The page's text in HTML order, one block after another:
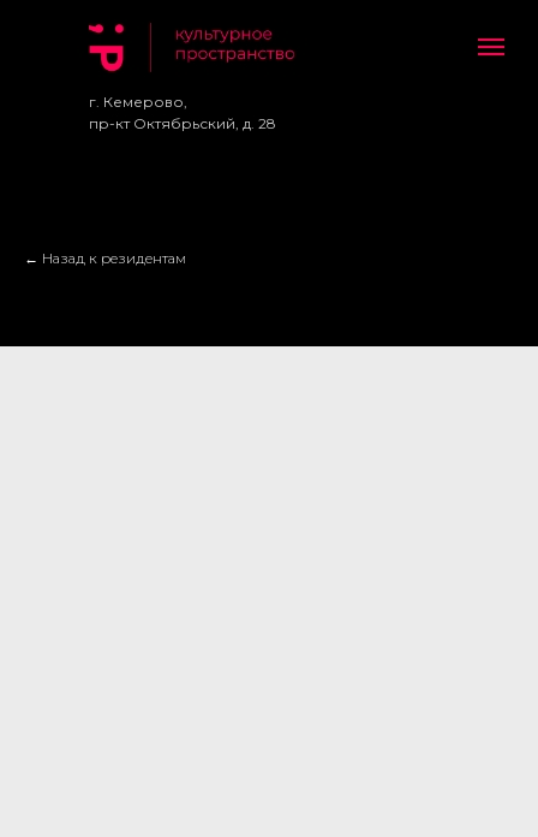
г. Кемерово,
пр-кт Октябрьский, д. 28
← Назад к резидентам